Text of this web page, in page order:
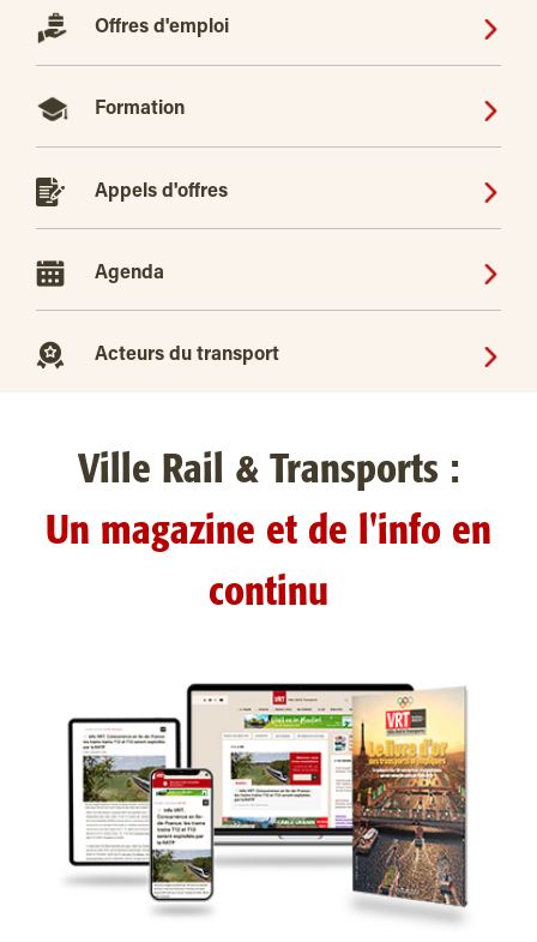
Offres d'emploi
Formation
Appels d'offres
Agenda
Acteurs du transport
Ville Rail & Transports :
Un magazine et de l'info en
continu